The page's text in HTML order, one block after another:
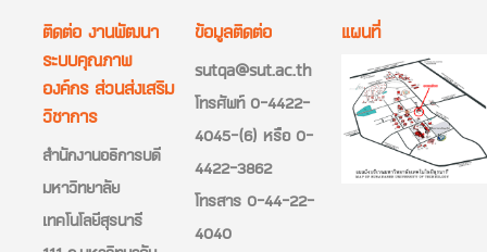
ติดต่อ งานพัฒนา
ระบบคุณภาพ
องค์กร ส่วนส่งเสริม
วิชาการ
สำนักงานอธิการบดี
มหาวิทยาลัย
เทคโนโลยีสุรนารี
ข้อมูลติดต่อ
sutqa@sut.ac.th
โทรศัพท์ 0-4422-
4045-(6) หรือ 0-
4422-3862
โทรสาร 0-44-22-
4040
แผนที่